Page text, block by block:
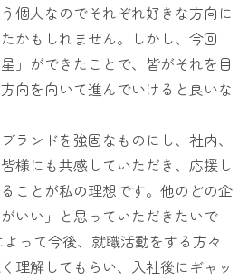
個人なのでそれぞれ好きな方向に
かもしれません。しかし、今回
」ができたことで、皆がそれを目
向を向いて進んでいけると良いな
ランドを強固なものにし、社内、
様にも共感していただき、応援し
ことが私の理想です。他のどの企
いい」と思っていただきたいで
って今後、就職活動をする方々
理解してもらい、入社後にギャッ